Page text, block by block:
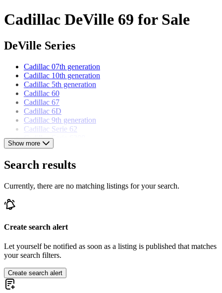
Cadillac DeVille 69 for Sale
DeVille Series
Cadillac 07th generation
Cadillac 10th generation
Cadillac 5th generation
Cadillac 60
Cadillac 67
Cadillac 6D
Cadillac 9th generation
Cadillac Serie 62
Cadillac Serie 6300
Cadillac Serie VI
Cadillac Series 63
Cadillac models
Cadillac Brougham
Cadillac Fleetwood
Cadillac Series 353
Cadillac Series 60
Cadillac Series 62
Cadillac Series 75
Show more
Search results
Currently, there are no matching listings for your search.
Create search alert
Let yourself be notified as soon as a listing is published that matches
your search filters.
Create search alert